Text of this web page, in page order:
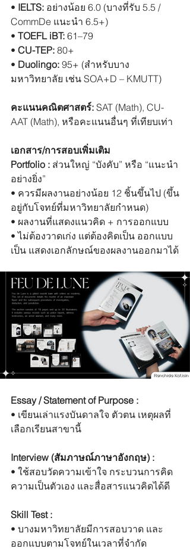
• IELTS: อย่างน้อย 6.0 (บางที่รับ 5.5 /
CommDe แนะนำ 6.5+)
• TOEFL iBT: 61–79
• CU-TEP: 80+
• Duolingo: 95+ (สำหรับบาง
มหาวิทยาลัย เช่น SOA+D – KMUTT)
คะแนนคณิตศาสตร์: SAT (Math), CU-
AAT (Math), หรือคะแนนอื่นๆ ที่เทียบเท่า
เอกสาร/การสอบเพิ่มเติม
Portfolio : ส่วนใหญ่ “บังคับ” หรือ “แนะนำ
อย่างยิ่ง”
• ควรมีผลงานอย่างน้อย 12 ชิ้นขึ้นไป (ขึ้น
อยู่กับโจทย์ที่มหาวิทยาลัยกำหนด)
• ผลงานที่แสดงแนวคิด + การออกแบบ
• ไม่ต้องวาดเก่ง แต่ต้องคิดเป็น ออกแบบ
เป็น แสดงเอกลักษณ์ของผลงานออกมาได้
Essay / Statement of Purpose :
• เขียนเล่าแรงบันดาลใจ ตัวตน เหตุผลที่
เลือกเรียนสาขานี้
Interview (สัมภาษณ์ภาษาอังกฤษ) :
• ใช้สอบวัดความเข้าใจ กระบวนการคิด
ความเป็นตัวเอง และสื่อสารแนวคิดได้ดี
Skill Test :
• บางมหาวิทยาลัยมีการสอบวาด และ
ออกแบบตามโจทย์ในเวลาที่จำกัด